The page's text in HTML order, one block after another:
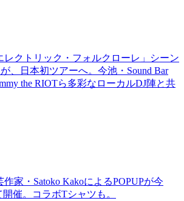
レクトリック・フォルクローレ」シーン
、日本初ツアーへ。今池・Sound Bar
the RIOTら多彩なローカルDJ陣と共
家・Satoko KakoによるPOPUPが今
催。コラボTシャツも。